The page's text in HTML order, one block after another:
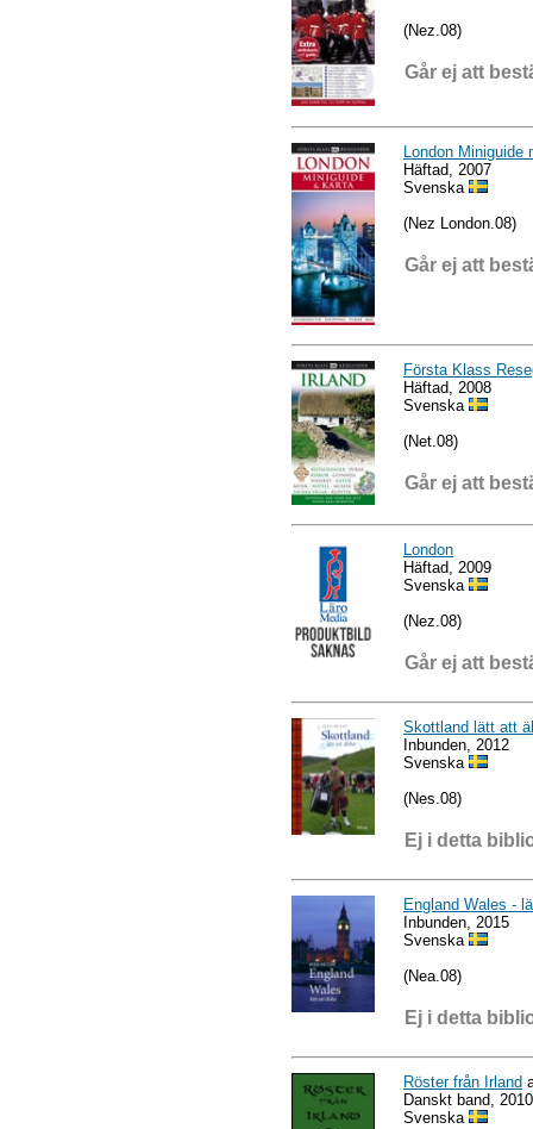
(Nez.08)
Går ej att
London Miniguide
Häftad, 2007
Svenska
(Nez London.08)
Går ej att
Första Klass
Häftad, 2008
Svenska
(Net.08)
Går ej att
London
Häftad, 2009
Svenska
(Nez.08)
Går ej att
Skottland lätt att
Inbunden, 2012
Svenska
(Nes.08)
Ej i detta
England Wales -
Inbunden, 2015
Svenska
(Nea.08)
Ej i detta
Röster från Irland
Danskt band, 2010
Svenska